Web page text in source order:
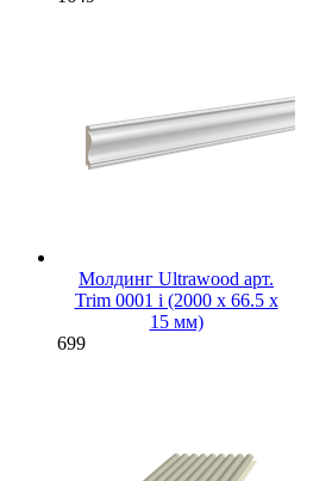
Молдинг Ultrawood арт.
Trim 0001 i (2000 х 66.5 х
15 мм)
699